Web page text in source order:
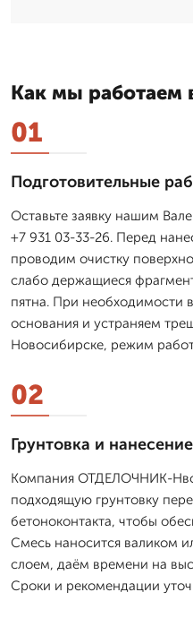
Как мы работаем
01
Подготовительные
Оставьте заявку нашим
+7 931 03-33-26. Перед
проводим очистку
слабо держащиеся
пятна. При необходимости
основания и устраняем
Новосибирске, режим
02
Грунтовка и
Компания ОТДЕЛОЧНИК-
подходящую грунтовку
бетоноконтакта, чтобы
Смесь наносится валиком
слоем, даём времени на
Сроки и рекомендации